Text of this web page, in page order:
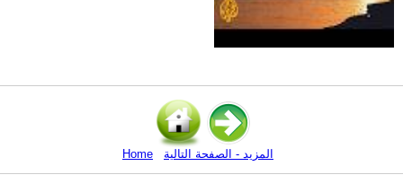
Home المزيد - الصفحة التالية